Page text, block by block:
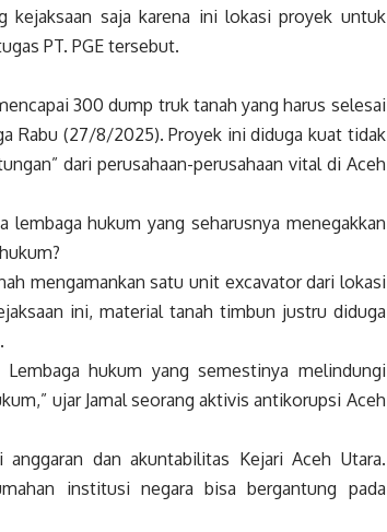
kejaksaan saja karena ini lokasi proyek untuk
PT. PGE tersebut.
300 dump truk tanah yang harus selesai
Rabu (27/8/2025). Proyek ini diduga kuat tidak
dari perusahaan-perusahaan vital di Aceh
hukum yang seharusnya menegakkan
mengamankan satu unit excavator dari lokasi
ini, material tanah timbun justru diduga
hukum yang semestinya melindungi
ujar Jamal seorang aktivis antikorupsi Aceh
dan akuntabilitas Kejari Aceh Utara.
institusi negara bisa bergantung pada